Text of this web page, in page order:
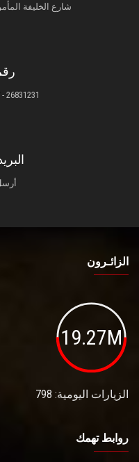
شارع الخليفة
26831231 - 26831417 - 26831474
الزائـرون
19.27M
الزيارات اليومية: 798
روابط تهمك